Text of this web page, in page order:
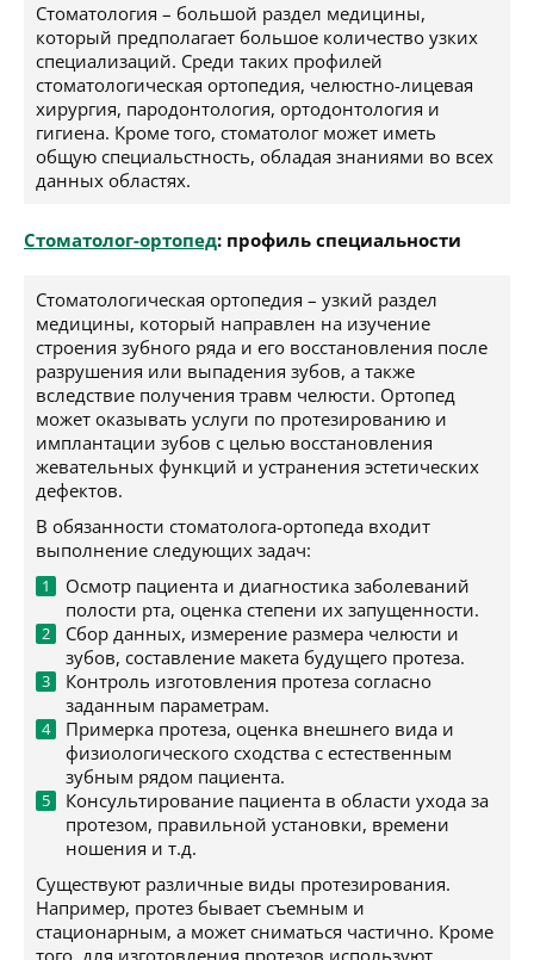
Стоматология – большой раздел медицины,
который предполагает большое количество узких
специализаций. Среди таких профилей
стоматологическая ортопедия, челюстно-лицевая
хирургия, пародонтология, ортодонтология и
гигиена. Кроме того, стоматолог может иметь
общую специальстность, обладая знаниями во всех
данных областях.
Стоматолог-ортопед: профиль специальности
Стоматологическая ортопедия – узкий раздел
медицины, который направлен на изучение
строения зубного ряда и его восстановления после
разрушения или выпадения зубов, а также
вследствие получения травм челюсти. Ортопед
может оказывать услуги по протезированию и
имплантации зубов с целью восстановления
жевательных функций и устранения эстетических
дефектов.
В обязанности стоматолога-ортопеда входит
выполнение следующих задач:
Осмотр пациента и диагностика заболеваний
полости рта, оценка степени их запущенности.
Сбор данных, измерение размера челюсти и
зубов, составление макета будущего протеза.
Контроль изготовления протеза согласно
заданным параметрам.
Примерка протеза, оценка внешнего вида и
физиологического сходства с естественным
зубным рядом пациента.
Консультирование пациента в области ухода за
протезом, правильной установки, времени
ношения и т.д.
Существуют различные виды протезирования.
Например, протез бывает съемным и
стационарным, а может сниматься частично. Кроме
того, для изготовления протезов используют